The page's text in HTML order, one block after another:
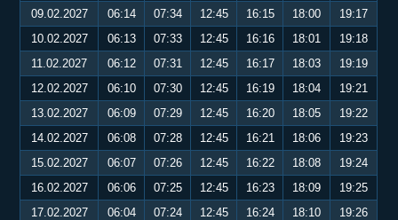
09.02.2027
06:14 07:34 12:45 16:15 18:00
19:17
10.02.2027
06:13 07:33 12:45 16:16 18:01
19:18
11.02.2027
06:12 07:31 12:45 16:17 18:03
19:19
12.02.2027
06:10 07:30 12:45 16:19 18:04
19:21
13.02.2027
06:09 07:29 12:45 16:20 18:05
19:22
14.02.2027
06:08 07:28 12:45 16:21 18:06
19:23
15.02.2027
06:07 07:26 12:45 16:22 18:08
19:24
16.02.2027
06:06 07:25 12:45 16:23 18:09
19:25
17.02.2027
06:04 07:24 12:45 16:24 18:10
19:26